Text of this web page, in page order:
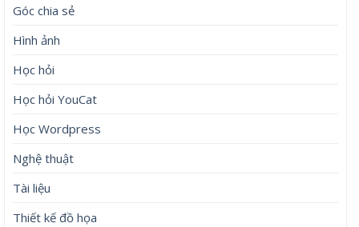
Góc chia sẻ
Hình ảnh
Học hỏi
Học hỏi YouCat
Học Wordpress
Nghệ thuật
Tài liệu
Thiết kế đồ họa